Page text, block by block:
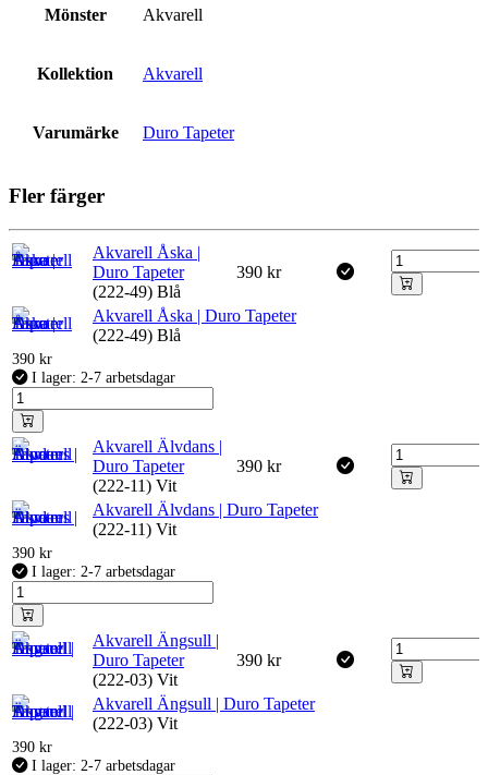
Mönster Akvarell
Kollektion Akvarell
Varumärke Duro Tapeter
Fler färger
Akvarell Åska |
Duro Tapeter
(222-49) Blå
390 kr
Akvarell Åska | Duro Tapeter
(222-49) Blå
390 kr
I lager: 2-7 arbetsdagar
Akvarell Älvdans |
Duro Tapeter
(222-11) Vit
390 kr
Akvarell Älvdans | Duro Tapeter
(222-11) Vit
390 kr
I lager: 2-7 arbetsdagar
Akvarell Ängsull |
Duro Tapeter
(222-03) Vit
390 kr
Akvarell Ängsull | Duro Tapeter
(222-03) Vit
390 kr
I lager: 2-7 arbetsdagar